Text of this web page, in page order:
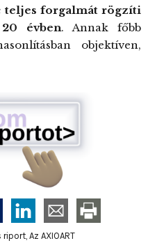
teljes forgalmát rögzíti
évben. Annak főbb
objektíven,
riport, Az AXIOART